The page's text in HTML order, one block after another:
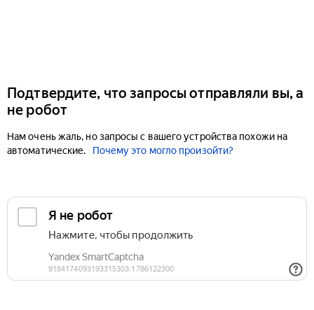
Подтвердите, что запросы отправляли вы, а
не робот
Нам очень жаль, но запросы с вашего устройства похожи на
автоматические.
Почему это могло произойти?